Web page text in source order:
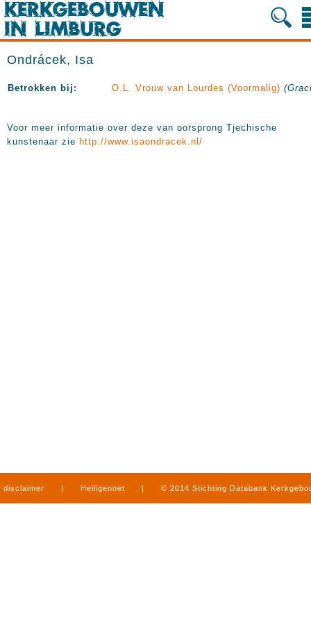
Ondrácek, Isa
Betrokken bij: O.L. Vrouw van Lourdes (Voormalig)
Voor meer informatie over deze van oorsprong Tjechische
kunstenaar zie http://www.isaondracek.nl/
disclaimer | Heiligennet | © 2014 Stichting Databank